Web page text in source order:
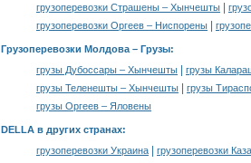
грузоперевозки Страшены – Хынчешты
грузоперевозки Оргеев – Ниспорены
Грузоперевозки Молдова – Грузы:
грузы Дубоссары – Хынчешты
грузы
грузы Теленешты – Хынчешты грузы
грузы Оргеев – Яловены
DELLA в других странах:
грузоперевозки Украина
грузоперевозки